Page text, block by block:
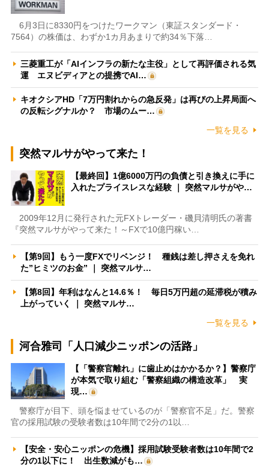
6月3日に8330円をつけたワークマン（東証スタンダード・
7564）の株価は、わずか1カ月あまりで約34％下落…
三菱重工が「AIインフラの新たな主役」として再評価される気
運 エヌビディアとの提携でAI…
キオクシアHD「7万円割れからの急反発」は再びの上昇局面へ
の反転シグナルか？ 市場のムー…
一覧を見る
突然マルサがやって来た！
【最終回】1億6000万円の負債と引き換えに手に
入れたプライスレスな経験 ｜ 突然マルサがや…
2009年12月に発行された元FXトレーダー・磯貝清明氏の著書
『突然マルサがやって来た！～FXで10億円稼い…
【第9回】もう一度FXでリベンジ！ 種銭は差し押さえを免れ
た”ヒミツのお金” ｜ 突然マルサ…
【第8回】年利はなんと14.6％！ 毎日5万円超の延滞税が積み
上がっていく ｜ 突然マルサ…
一覧を見る
河合雅司「人口減少ニッポンの活路」
【「警察官離れ」に歯止めはかかるか？】警察庁
が本気で取り組む「警察組織の構造改革」 実
現…
警察庁が目下、頭を悩ませているのが「警察官不足」だ。警察
官の採用試験の受験者数は10年間で2分の1以…
【安全・安心ニッポンの危機】採用試験受験者数は10年間で2
分の1以下に！ 出生数減がも…